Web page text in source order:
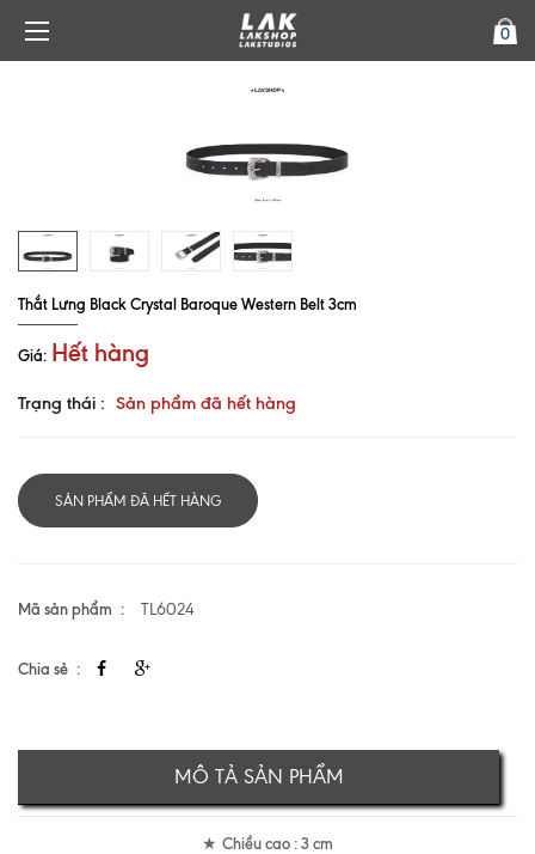
0
Thắt Lưng Black Crystal Baroque Western Belt 3cm
Giá: Hết hàng
Trạng thái : Sản phẩm đã hết hàng
SẢN PHẨM ĐÃ HẾT HÀNG
Mã sản phẩm TL6024
Chia sẻ
MÔ TẢ SẢN PHẨM
★ Chiều cao : 3 cm